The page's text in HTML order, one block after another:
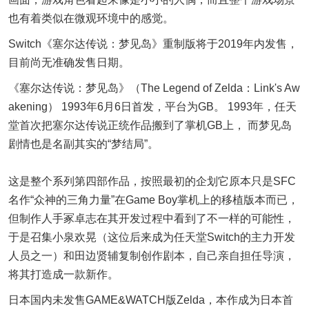
也有着类似在微观环境中的感觉。
Switch《塞尔达传说：梦见岛》重制版将于2019年内发售，
目前尚无准确发售日期。
《塞尔达传说：梦见岛》（The Legend of Zelda：Link's Aw
akening） 1993年6月6日首发，平台为GB。 1993年，任天
堂首次把塞尔达传说正统作品搬到了掌机GB上， 而梦见岛
剧情也是名副其实的“梦结局”。
这是整个系列第四部作品，按照最初的企划它原本只是SFC
名作“众神的三角力量”在Game Boy掌机上的移植版本而已，
但制作人手冢卓志在其开发过程中看到了不一样的可能性，
于是召集小泉欢晃（这位后来成为任天堂Switch的主力开发
人员之一）和田边贤辅复制创作剧本，自己亲自担任导演，
将其打造成一款新作。
日本国内未发售GAME&WATCH版Zelda，本作成为日本首